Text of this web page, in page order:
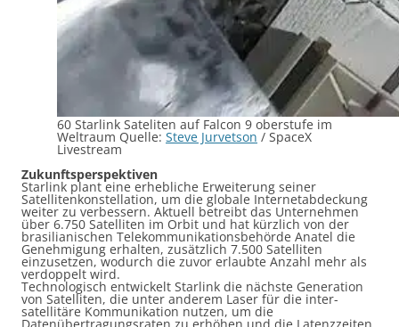
60 Starlink Sateliten auf Falcon 9 oberstufe im
Weltraum Quelle: Steve Jurvetson / SpaceX
Livestream
Zukunftsperspektiven
Starlink plant eine erhebliche Erweiterung seiner
Satellitenkonstellation, um die globale Internetabdeckung
weiter zu verbessern. Aktuell betreibt das Unternehmen
über 6.750 Satelliten im Orbit und hat kürzlich von der
brasilianischen Telekommunikationsbehörde Anatel die
Genehmigung erhalten, zusätzlich 7.500 Satelliten
einzusetzen, wodurch die zuvor erlaubte Anzahl mehr als
verdoppelt wird.
Technologisch entwickelt Starlink die nächste Generation
von Satelliten, die unter anderem Laser für die inter-
satellitäre Kommunikation nutzen, um die